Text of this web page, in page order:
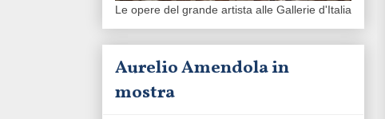
Le opere del grande artista alle Gallerie d'Italia
Aurelio Amendola in
mostra